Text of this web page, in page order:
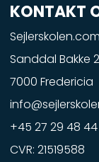
KONTAKT
Sejlerskolen.com
Sanddal Bakke
7000 Fredericia
+45 27 29 48 44
CVR: 21519588